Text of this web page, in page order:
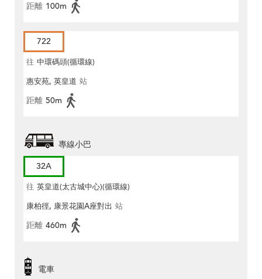
距離 100m
722
往 中環碼頭(循環線)
惠安苑, 英皇道 站
距離 50m
專線小巴
32A
往 英皇道(太古城中心)(循環線)
康柏徑, 康景花園A座對出 站
距離 460m
電車